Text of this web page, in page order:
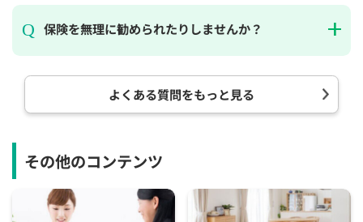
保険を無理に勧められたりしませんか？
よくある質問をもっと見る
その他のコンテンツ